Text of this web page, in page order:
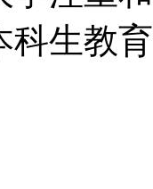
科生教